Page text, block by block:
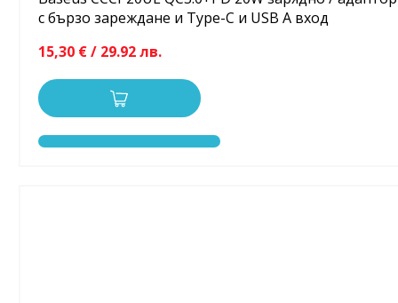
с бързо зареждане и Type-C и USB A вход
15,30 € / 29.92 лв.